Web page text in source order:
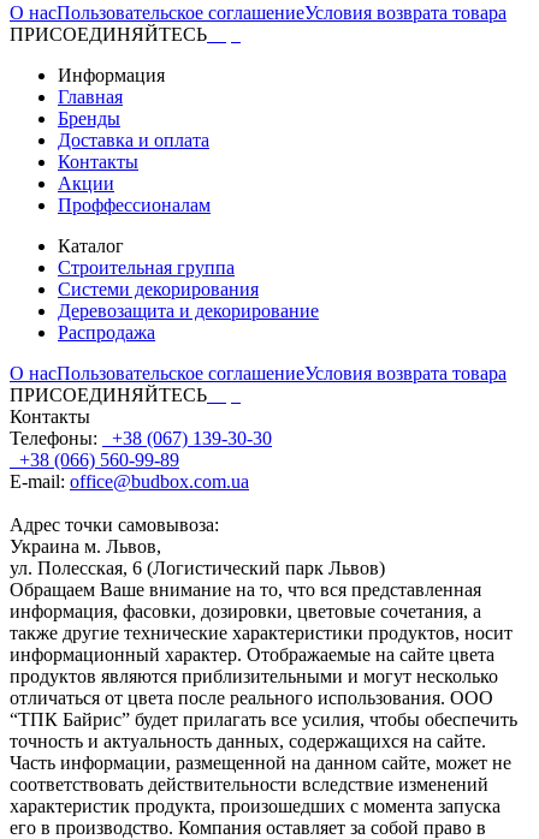
О насПользовательское соглашениеУсловия возврата товара
ПРИСОЕДИНЯЙТЕСЬ
Информация
Главная
Бренды
Доставка и оплата
Контакты
Акции
Проффессионалам
Каталог
Строительная группа
Системи декорирования
Деревозащита и декорирование
Распродажа
О насПользовательское соглашениеУсловия возврата товара
ПРИСОЕДИНЯЙТЕСЬ
Контакты
Телефоны:
+38 (067) 139-30-30
+38 (066) 560-99-89
E-mail: office@budbox.com.ua
Адрес точки самовывоза:
Украина м. Львов,
ул. Полесская, 6 (Логистический парк Львов)
Обращаем Ваше внимание на то, что вся представленная
информация, фасовки, дозировки, цветовые сочетания, а
также другие технические характеристики продуктов, носит
информационный характер. Отображаемые на сайте цвета
продуктов являются приблизительными и могут несколько
отличаться от цвета после реального использования. ООО
“ТПК Байрис” будет прилагать все усилия, чтобы обеспечить
точность и актуальность данных, содержащихся на сайте.
Часть информации, размещенной на данном сайте, может не
соответствовать действительности вследствие изменений
характеристик продукта, произошедших с момента запуска
его в производство. Компания оставляет за собой право в